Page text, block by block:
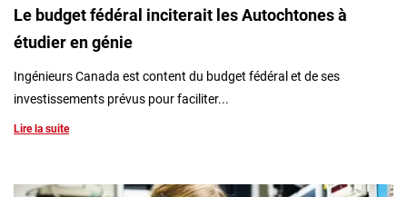
Le budget fédéral inciterait les Autochtones à
étudier en génie
Ingénieurs Canada est content du budget fédéral et de ses
investissements prévus pour faciliter...
Lire la suite